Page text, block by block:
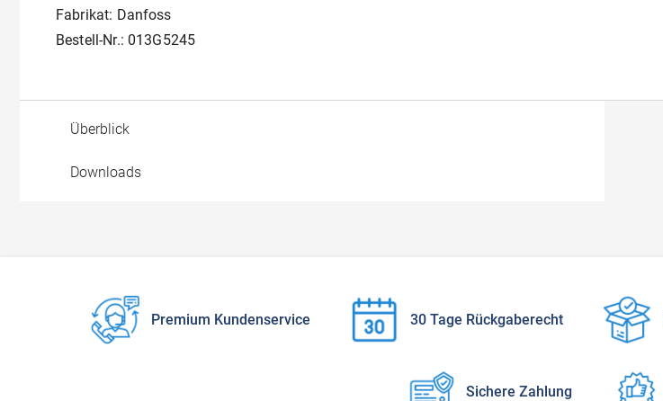
Fabrikat: Danfoss
Bestell-Nr.: 013G5245
Überblick
Downloads
Premium Kundenservice 30 Tage Rückgaberecht
Sichere Zahlung